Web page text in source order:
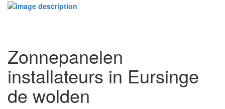
Zonnepanelen
installateurs in Eursinge
de wolden